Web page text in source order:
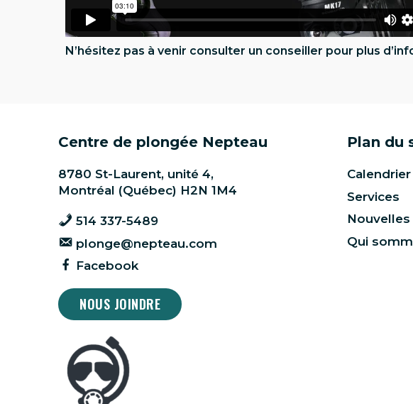
N’hésitez pas à venir consulter un conseiller pour plus
Centre de plongée Nepteau
8780 St-Laurent, unité 4,
Montréal (Québec) H2N 1M4
514 337-5489
plonge@nepteau.com
Facebook
NOUS JOINDRE
Plan du
Calendrier
Services
Nouvelles
Qui